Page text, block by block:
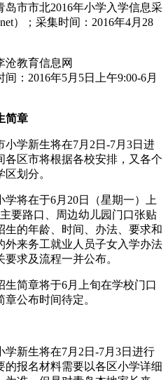
市市北2016年小学入学信息采
）；采集时间：2016年4月28
教育信息网
间：2016年5月5日上午9:00-6月
简章
学新生将在7月2日-7月3日进
区市将根据各校安排，又各个
划分。
将在于6月20日（星期一）上
要路口、周边幼儿园门口张贴
的年龄、时间、办法、要求和
外来务工就业人员子女入学办法
求及流程一并公布。
简章将于6月上旬在学校门口
公布时间待定。
新生将在7月2日-7月3日进行
报名材料需要以各区小学详细